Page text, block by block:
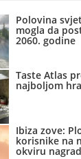
Polovina
mogla da
2060. godine
Taste Atlas
najboljom
Ibiza zove:
korisnike na
okviru